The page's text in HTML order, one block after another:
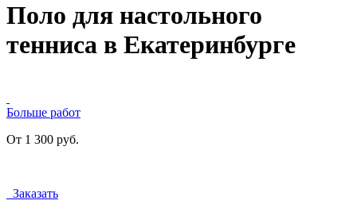
Поло для настольного
тенниса в Екатеринбурге
Больше работ
От 1 300 руб.
Заказать